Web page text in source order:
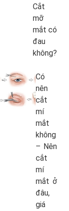
Cắt
mỡ
mắt có
đau
không?
Có
nên
cắt
mí
mắt
không
– Nên
cắt
mí
mắt ở
đâu,
giá